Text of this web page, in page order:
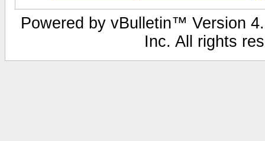
Powered by vBulletin™ Version
Inc. All rights